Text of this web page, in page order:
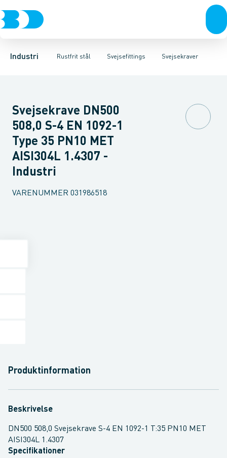
Industri Rustfrit stål
VentilerRustfrit stålSort stålGalvaniseret stålPlastIndustri
Svejsefittings
Svejsefittings ASTM svejsefittingsLevnedsmiddel fittings
Svejsekraver
Bøjninger Indsv. bøjninger Koncentriske reduktioner
Svejsekrave DN500
508,0 S-4 EN 1092-1
Type 35 PN10 MET
AISI304L 1.4307 -
Industri
VARENUMMER 031986518
Produktinformation
Beskrivelse
DN500 508,0 Svejsekrave S-4 EN 1092-1 T:35 PN10 MET
AISI304L 1.4307
Specifikationer